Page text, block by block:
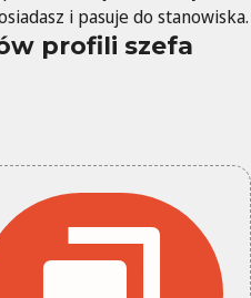
i pasuje do stanowiska.
profili szefa